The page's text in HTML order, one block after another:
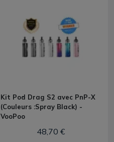
Kit Pod Drag S2 avec PnP-X
(Couleurs :Spray Black) -
VooPoo
48,70 €